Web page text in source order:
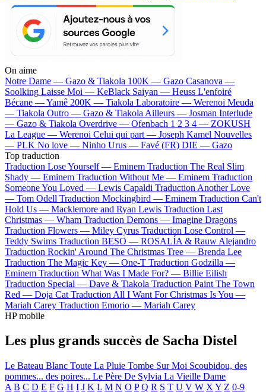
On aime
Notre Dame — Gazo & Tiakola 100K — Gazo Casanova —
Soolking Laisse Moi — KeBlack Saiyan — Heuss L'enfoiré
Bécane —Yamê 200K — Tiakola Laboratoire — Werenoi Meuda
— Tiakola Outro — Gazo & Tiakola Ailleurs — Josman Interlude
— Gazo & Tiakola Overdrive — Ofenbach 1 2 3 4 — ZOKUSH
La League — Werenoi Celui qui part — Joseph Kamel Nouvelles
— PLK No love — Ninho Urus — Favé (FR) DIE — Gazo
Top traduction
Traduction Lose Yourself — Eminem Traduction The Real Slim
Shady — Eminem Traduction Without Me — Eminem Traduction
Someone You Loved — Lewis Capaldi Traduction Another Love
— Tom Odell Traduction Mockingbird — Eminem Traduction Can't
Hold Us — Macklemore and Ryan Lewis Traduction Last
Christmas — Wham Traduction Demons — Imagine Dragons
Traduction Flowers — Miley Cyrus Traduction Lose Control —
Teddy Swims Traduction BESO — ROSALÍA & Rauw Alejandro
Traduction Rockin' Around The Christmas Tree — Brenda Lee
Traduction The Magic Key — One-T Traduction Godzilla —
Eminem Traduction What Was I Made For? — Billie Eilish
Traduction Special — Dave & Tiakola Traduction Paint The Town
Red — Doja Cat Traduction All I Want For Christmas Is You —
Mariah Carey Traduction Emorio — Mariah Carey
HP mobile
Les plus grands succès de Sacha Distel
Le Bateau Blanc Toute La Pluie Tombe Sur Moi Scoubidou, des
pommes... des poires... Le Père De Sylvia La Vieille Dame
A B C D E F G H I J K L M N O P Q R S T U V W X Y Z 0-9